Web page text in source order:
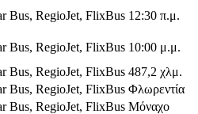
Bus, RegioJet, FlixBus 12:30 π.μ.
Bus, RegioJet, FlixBus 10:00 μ.μ.
Bus, RegioJet, FlixBus 487,2 χλμ.
Bus, RegioJet, FlixBus Φλωρεντία
Bus, RegioJet, FlixBus Μόναχο